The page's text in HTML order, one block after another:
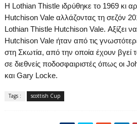
Η Lothian Thistle ιδρύθηκε το 1969 κι
Hutchison Valeαλλάζοντας τη σεζόν
Lothian Thistle Hutchison Vale. Αξίζει
Hutchison Vale ήταν από τις
στη Σκωτία, από την οποία έχουν βγεί
σε διεθνείς ποδοσφαιριστές όπως οι J
και Gary Locke.
Tags : scottish Cup